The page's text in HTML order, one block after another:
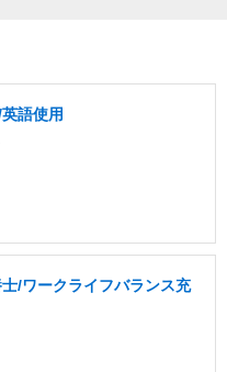
語使用
/ワークライフバランス充